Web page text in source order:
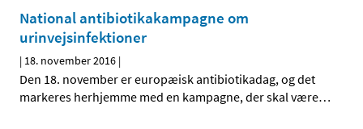
National antibiotikakampagne om
urinvejsinfektioner
| 18. november 2016 |
Den 18. november er europæisk antibiotikadag, og det
markeres herhjemme med en kampagne, der skal være…